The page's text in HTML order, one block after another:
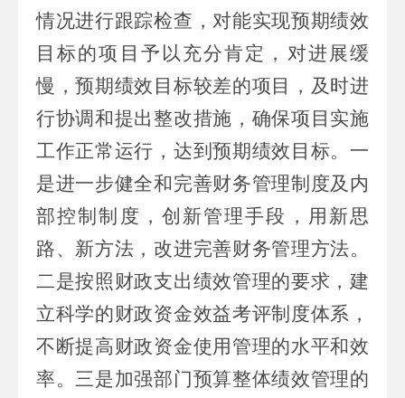
情况进行跟踪检查，对能实现预期绩效
目标的项目予以充分肯定，对进展缓
慢，预期绩效目标较差的项目，及时进
行协调和提出整改措施，确保项目实施
工作正常运行，达到预期绩效目标。一
是进一步健全和完善财务管理制度及内
部控制制度，创新管理手段，用新思
路、新方法，改进完善财务管理方法。
二是按照财政支出绩效管理的要求，建
立科学的财政资金效益考评制度体系，
不断提高财政资金使用管理的水平和效
率。三是加强部门预算整体绩效管理的